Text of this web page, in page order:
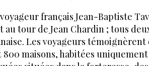
voyageur français Jean-Baptiste
au tour de Jean Chardin ; tous
Les voyageurs témoignèrent
maisons, habitées